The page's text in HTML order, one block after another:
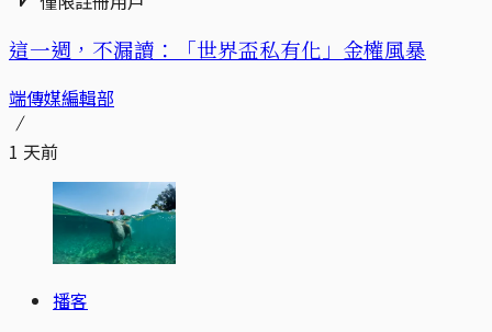
這一週，不漏讀：「世界盃私有化」金權風暴
端傳媒編輯部
1 天前
播客